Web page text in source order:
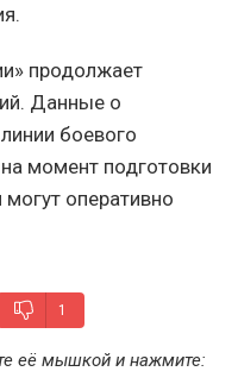
продолжает
Данные о
боевого
момент подготовки
оперативно
1
её мышкой и нажмите: